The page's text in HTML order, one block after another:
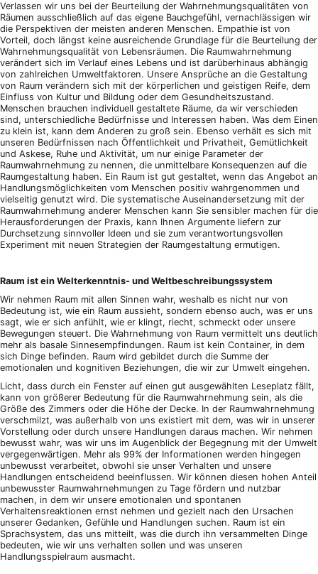
Verlassen wir uns bei der Beurteilung der Wahrnehmungsqualitäten von
Räumen ausschließlich auf das eigene Bauchgefühl, vernachlässigen wir
die Perspektiven der meisten anderen Menschen. Empathie ist von
Vorteil, doch längst keine ausreichende Grundlage für die Beurteilung der
Wahrnehmungsqualität von Lebensräumen. Die Raumwahrnehmung
verändert sich im Verlauf eines Lebens und ist darüberhinaus abhängig
von zahlreichen Umweltfaktoren. Unsere Ansprüche an die Gestaltung
von Raum verändern sich mit der körperlichen und geistigen Reife, dem
Einfluss von Kultur und Bildung oder dem Gesundheitszustand.
Menschen brauchen individuell gestaltete Räume, da wir verschieden
sind, unterschiedliche Bedürfnisse und Interessen haben. Was dem Einen
zu klein ist, kann dem Anderen zu groß sein. Ebenso verhält es sich mit
unseren Bedürfnissen nach Öffentlichkeit und Privatheit, Gemütlichkeit
und Askese, Ruhe und Aktivität, um nur einige Parameter der
Raumwahrnehmung zu nennen, die unmittelbare Konsequenzen auf die
Raumgestaltung haben. Ein Raum ist gut gestaltet, wenn das Angebot an
Handlungsmöglichkeiten vom Menschen positiv wahrgenommen und
vielseitig genutzt wird. Die systematische Auseinandersetzung mit der
Raumwahrnehmung anderer Menschen kann Sie sensibler machen für die
Herausforderungen der Praxis, kann Ihnen Argumente liefern zur
Durchsetzung sinnvoller Ideen und sie zum verantwortungsvollen
Experiment mit neuen Strategien der Raumgestaltung ermutigen.
Raum ist ein Welterkenntnis- und Weltbeschreibungssystem
Wir nehmen Raum mit allen Sinnen wahr, weshalb es nicht nur von
Bedeutung ist, wie ein Raum aussieht, sondern ebenso auch, was er uns
sagt, wie er sich anfühlt, wie er klingt, riecht, schmeckt oder unsere
Bewegungen steuert. Die Wahrnehmung von Raum vermittelt uns deutlich
mehr als basale Sinnesempfindungen. Raum ist kein Container, in dem
sich Dinge befinden. Raum wird gebildet durch die Summe der
emotionalen und kognitiven Beziehungen, die wir zur Umwelt eingehen.
Licht, dass durch ein Fenster auf einen gut ausgewählten Leseplatz fällt,
kann von größerer Bedeutung für die Raumwahrnehmung sein, als die
Größe des Zimmers oder die Höhe der Decke. In der Raumwahrnehmung
verschmilzt, was außerhalb von uns existiert mit dem, was wir in unserer
Vorstellung oder durch unsere Handlungen daraus machen. Wir nehmen
bewusst wahr, was wir uns im Augenblick der Begegnung mit der Umwelt
vergegenwärtigen. Mehr als 99% der Informationen werden hingegen
unbewusst verarbeitet, obwohl sie unser Verhalten und unsere
Handlungen entscheidend beeinflussen. Wir können diesen hohen Anteil
unbewusster Raumwahrnehmungen zu Tage fördern und nutzbar
machen, in dem wir unsere emotionalen und spontanen
Verhaltensreaktionen ernst nehmen und gezielt nach den Ursachen
unserer Gedanken, Gefühle und Handlungen suchen. Raum ist ein
Sprachsystem, das uns mitteilt, was die durch ihn versammelten Dinge
bedeuten, wie wir uns verhalten sollen und was unseren
Handlungsspielraum ausmacht.